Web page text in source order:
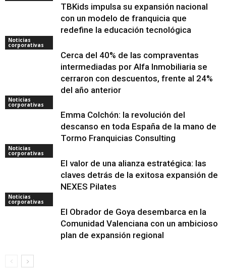
TBKids impulsa su expansión nacional
con un modelo de franquicia que
redefine la educación tecnológica
Noticias
corporativas
Cerca del 40% de las compraventas
intermediadas por Alfa Inmobiliaria se
cerraron con descuentos, frente al 24%
del año anterior
Noticias
corporativas
Emma Colchón: la revolución del
descanso en toda España de la mano de
Tormo Franquicias Consulting
Noticias
corporativas
El valor de una alianza estratégica: las
claves detrás de la exitosa expansión de
NEXES Pilates
Noticias
corporativas
El Obrador de Goya desembarca en la
Comunidad Valenciana con un ambicioso
plan de expansión regional